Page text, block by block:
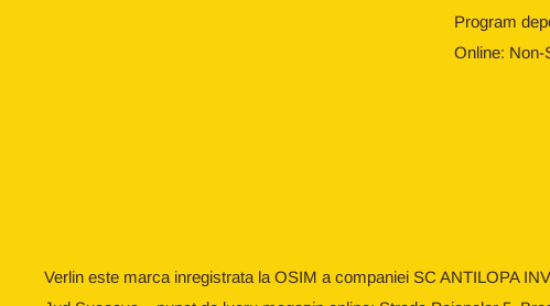
Program
Online: Non-
Verlin este marca inregistrata la OSIM a companiei SC ANTILOPA